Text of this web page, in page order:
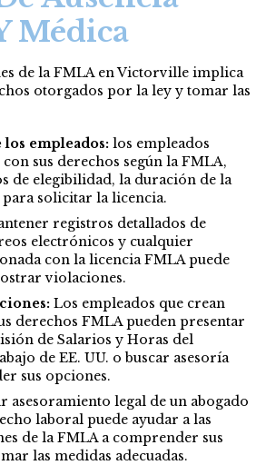
Médica
de la FMLA en Victorville implica
otorgados por la ley y tomar las
empleados: los empleados
sus derechos según la FMLA,
de elegibilidad, la duración de la
solicitar la licencia.
registros detallados de
electrónicos y cualquier
con la licencia FMLA puede
violaciones.
Los empleados que crean
derechos FMLA pueden presentar
de Salarios y Horas del
de EE. UU. o buscar asesoría
sus opciones.
asesoramiento legal de un abogado
laboral puede ayudar a las
de la FMLA a comprender sus
las medidas adecuadas.